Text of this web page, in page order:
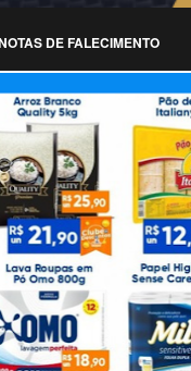
DE FALECIMENTO